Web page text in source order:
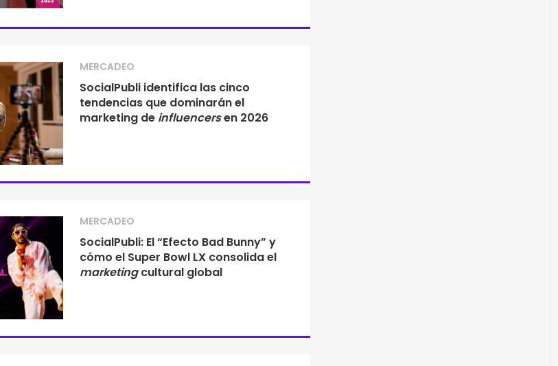
MERCADEO
SocialPubli identifica las cinco
tendencias que dominarán el
marketing de influencersen 2026
MERCADEO
SocialPubli: El “Efecto Bad Bunny” y
cómo el Super Bowl LX consolida el
marketingcultural global